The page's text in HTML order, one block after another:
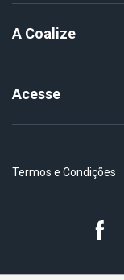
A Coalize
Acesse
Termos e Condições